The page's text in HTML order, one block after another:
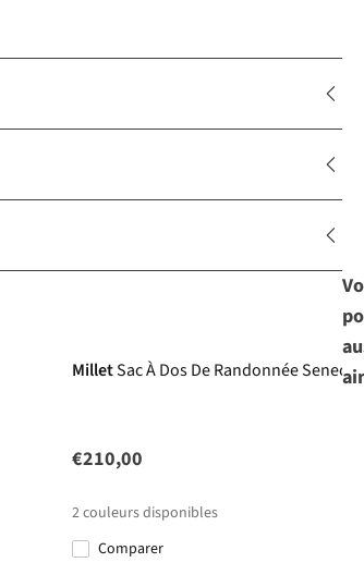
MilletSac À Dos De Randonnée Seneca
€210,00
2couleurs disponibles
Comparer